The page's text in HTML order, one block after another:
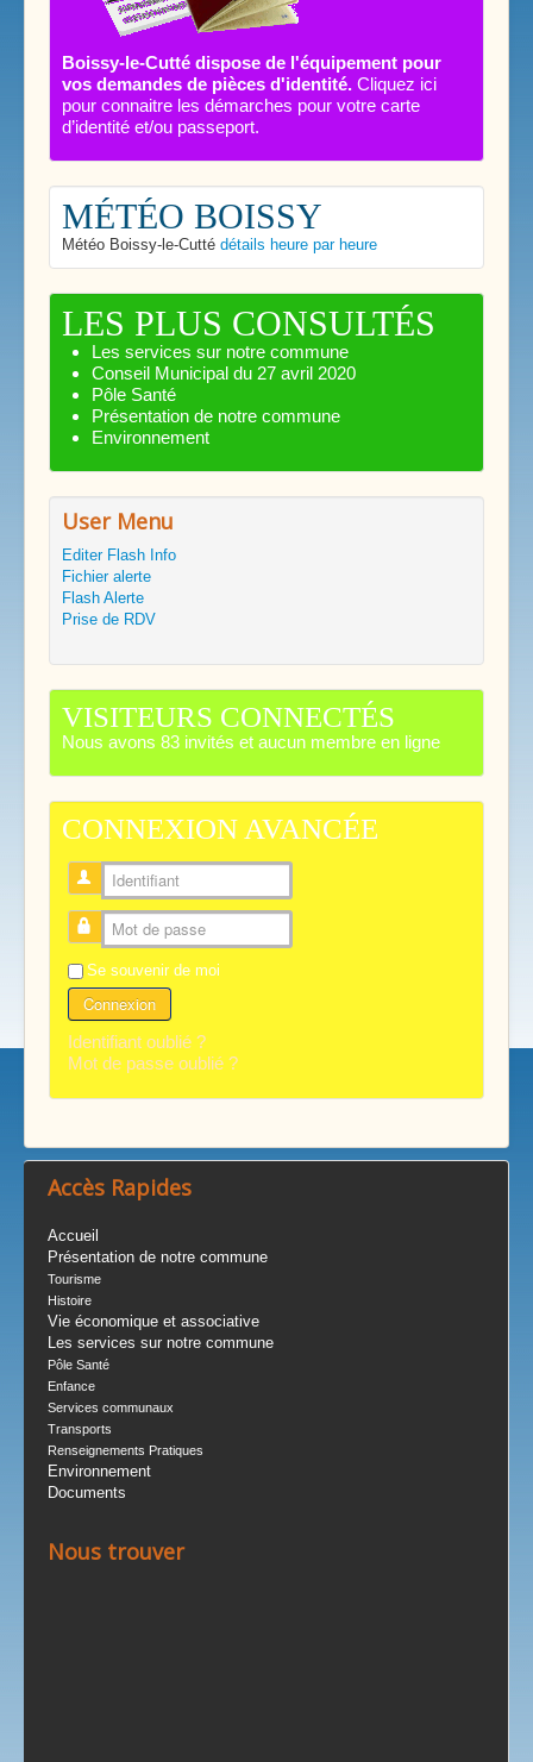
Boissy-le-Cutté dispose de l'équipement pour
vos demandes de pièces d'identité. Cliquez ici
pour connaitre les démarches pour votre carte
d’identité et/ou passeport.
MÉTÉO BOISSY
Météo Boissy-le-Cutté détails heure par heure
LES PLUS CONSULTÉS
Les services sur notre commune
Conseil Municipal du 27 avril 2020
Pôle Santé
Présentation de notre commune
Environnement
User Menu
Editer Flash Info
Fichier alerte
Flash Alerte
Prise de RDV
VISITEURS CONNECTÉS
Nous avons 83 invités et aucun membre en ligne
CONNEXION AVANCÉE
Identifiant
Mot de passe
Se souvenir de moi
Connexion
Identifiant oublié ?
Mot de passe oublié ?
Accès Rapides
Accueil
Présentation de notre commune
Tourisme
Histoire
Vie économique et associative
Les services sur notre commune
Pôle Santé
Enfance
Services communaux
Transports
Renseignements Pratiques
Environnement
Documents
Nous trouver